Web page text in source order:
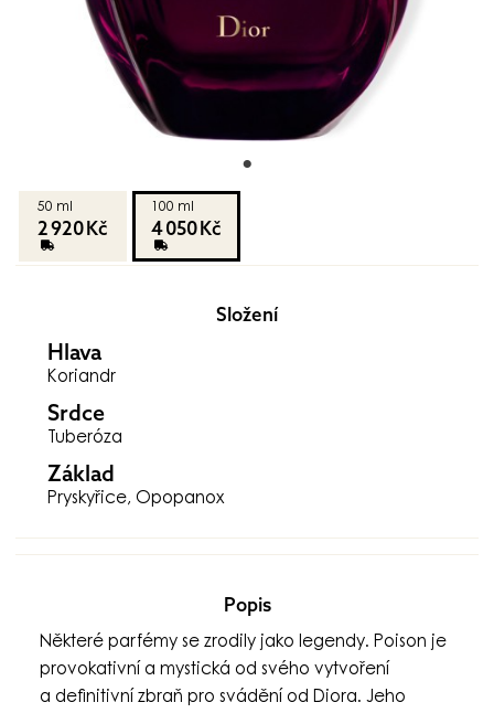
50 ml
2 920 Kč
100 ml
4 050 Kč
Složení
Hlava
Koriandr
Srdce
Tuberóza
Základ
Pryskyřice, Opopanox
Popis
Některé parfémy se zrodily jako legendy. Poison je
provokativní a mystická od svého vytvoření
a definitivní zbraň pro svádění od Diora. Jeho